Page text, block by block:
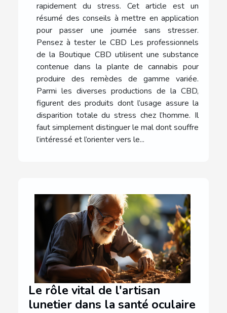
rapidement du stress. Cet article est un
résumé des conseils à mettre en application
pour passer une journée sans stresser.
Pensez à tester le CBD Les professionnels
de la Boutique CBD utilisent une substance
contenue dans la plante de cannabis pour
produire des remèdes de gamme variée.
Parmi les diverses productions de la CBD,
figurent des produits dont l’usage assure la
disparition totale du stress chez l’homme. Il
faut simplement distinguer le mal dont souffre
l’intéressé et l’orienter vers le...
Le rôle vital de l'artisan
lunetier dans la santé oculaire